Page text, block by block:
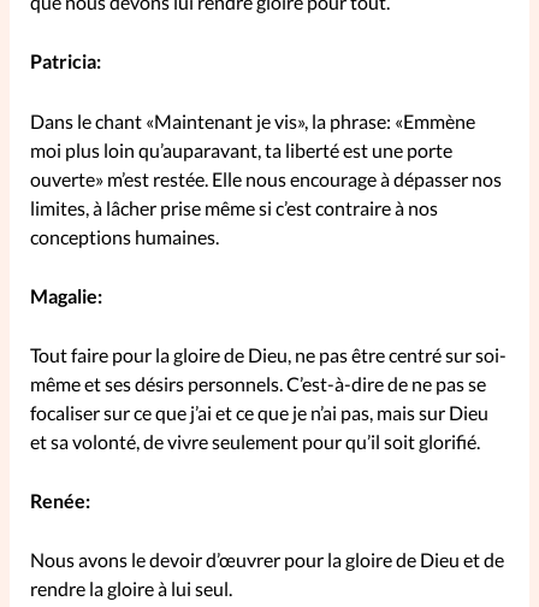
Faire un don
La Boutique
La Pause SpirituElles - toutes les
éditions
À propos
La rédaction
Mon compte
Changement d'adresse
Nous contacter
Patricia:
Dans le chant «Maintenant je vis», la phrase: «Emmène
moi plus loin qu’auparavant, ta liberté est une porte
ouverte» m’est restée. Elle nous encourage à dépasser nos
limites, à lâcher prise même si c’est contraire à nos
conceptions humaines.
Magalie:
Tout faire pour la gloire de Dieu, ne pas être centré sur soi-
même et ses désirs personnels. C’est-à-dire de ne pas se
focaliser sur ce que j’ai et ce que je n’ai pas, mais sur Dieu
et sa volonté, de vivre seulement pour qu’il soit glorifié.
Renée:
Nous avons le devoir d’œuvrer pour la gloire de Dieu et de
rendre la gloire à lui seul.